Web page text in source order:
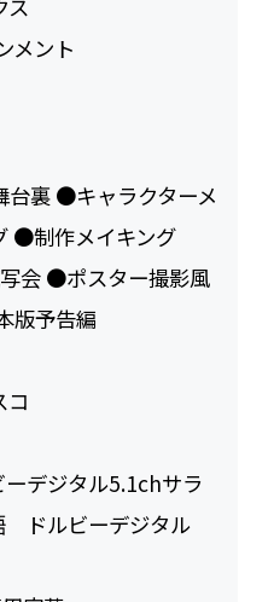
ス
メント
裏 ●キャラクターメ
●制作メイキング
会 ●ポスター撮影風
版予告編
コ
デジタル5.1chサラ
ドルビーデジタル